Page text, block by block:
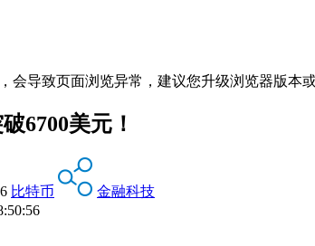
会导致页面浏览异常，建议您升级浏览器版本
6700美元！
比特币
金融科技